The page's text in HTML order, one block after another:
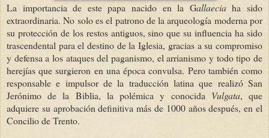
La importancia de este papa nacido en la Gallaeciaha sido
extraordinaria. No solo es el patrono de la arqueología moderna por
su protección de los restos antiguos, sino que su influencia ha sido
trascendental para el destino de la Iglesia, gracias a su compromiso
y defensa a los ataques del paganismo, el arrianismo y todo tipo de
herejías que surgieron en una época convulsa. Pero también como
responsable e impulsor de la traducción latina que realizó San
Jerónimo de la Biblia, la polémica y conocida Vulgata, que
adquiere su aprobación definitiva más de 1000 años después, en el
Concilio de Trento.